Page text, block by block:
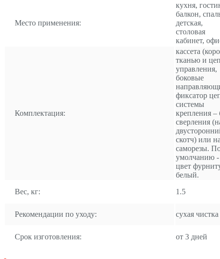
Место применения:
кухня,
балкон,
детская,
столовая
кабинет,
Комплектация:
кассета
тканью и
управления,
боковые
фиксатор
системы
крепления –
сверления
скотч) или
саморезы.
умолчанию -
цвет
белый.
Вес, кг:
1.5
Рекомендации по уходу: сухая чистка
Срок изготовления: от 3 дней